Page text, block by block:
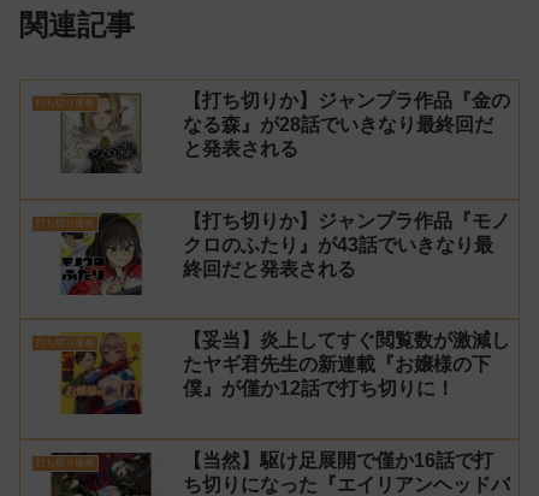
関連記事
打ち切り漫画
【打ち切りか】ジャンプラ作品『金の
なる森』が28話でいきなり最終回だ
と発表される
打ち切り漫画
【打ち切りか】ジャンプラ作品『モノ
クロのふたり』が43話でいきなり最
終回だと発表される
打ち切り漫画
【妥当】炎上してすぐ閲覧数が激減し
たヤギ君先生の新連載『お嬢様の下
僕』が僅か12話で打ち切りに！
打ち切り漫画
【当然】駆け足展開で僅か16話で打
ち切りになった『エイリアンヘッドバ